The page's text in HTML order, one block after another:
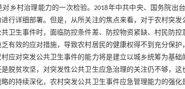
乡村治理能力的一次检验。2018年中共中央、国务院出
行详细部署。但是，从所关注的焦点来看，对于农村突
卫生事件时，面临防控条件差、防控物资紧缺、村民防
有效的应对措施，导致农村居民的健康权得不到充分保
应对突发公共卫生事件的能力将是建立以城乡统筹为基
脱贫攻坚，对突发性公共卫生应急治理的关注仍不够，
的持续深化，农村突发公共卫生事件应急管理能力的强